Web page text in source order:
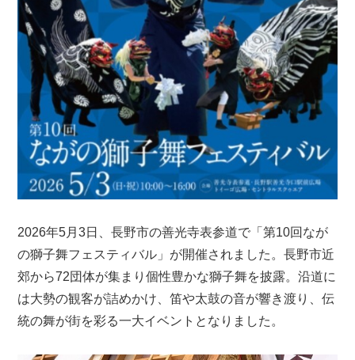
2026年5月3日、長野市の善光寺表参道で「第10回なが
の獅子舞フェスティバル」が開催されました。長野市近
郊から72団体が集まり個性豊かな獅子舞を披露。沿道に
は大勢の観客が詰めかけ、笛や太鼓の音が響き渡り、伝
統の舞が街を彩る一大イベントとなりました。